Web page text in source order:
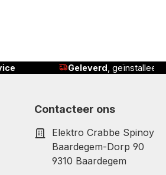
Geleverd , geïnstalleerd én uitgelegd
Contacteer ons
Elektro Crabbe Spinoy
Baardegem-Dorp 90
9310 Baardegem